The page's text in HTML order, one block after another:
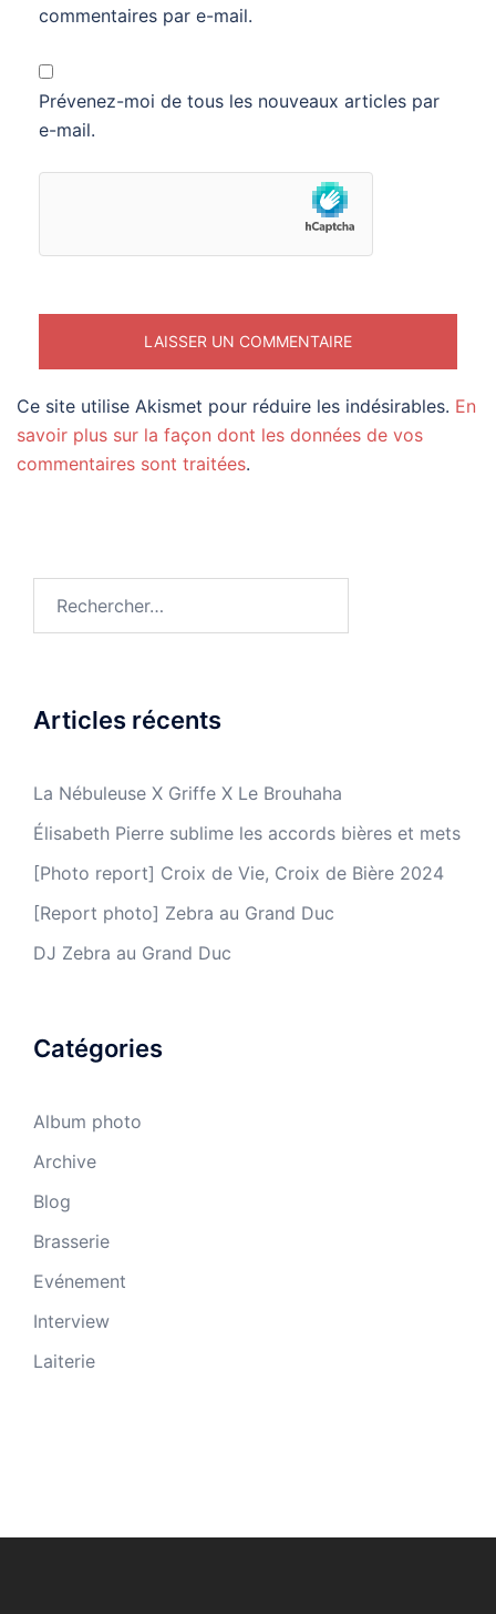
commentaires par e-mail.
Prévenez-moi de tous les nouveaux articles par
e-mail.
Ce site utilise Akismet pour réduire les indésirables. En
savoir plus sur la façon dont les données de vos
commentaires sont traitées.
Articles récents
La Nébuleuse X Griffe X Le Brouhaha
Élisabeth Pierre sublime les accords bières et mets
[Photo report] Croix de Vie, Croix de Bière 2024
[Report photo] Zebra au Grand Duc
DJ Zebra au Grand Duc
Catégories
Album photo
Archive
Blog
Brasserie
Evénement
Interview
Laiterie